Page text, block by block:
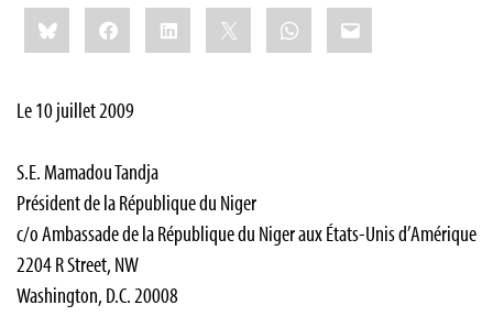
Share
this:BlueskyFacebookLinkedIn WhatsApp
Email
Le 10 juillet 2009
S.E. Mamadou Tandja
Président de la République du Niger
c/o Ambassade de la République du Niger aux États-Unis d’Amérique
2204 R Street, NW
Washington, D.C. 20008